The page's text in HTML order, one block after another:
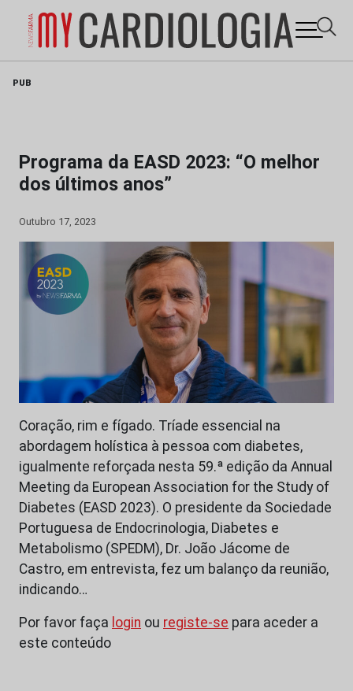
PUB
Programa da EASD 2023: “O melhor
dos últimos anos”
Outubro 17, 2023
Coração, rim e fígado. Tríade essencial na
abordagem holística à pessoa com diabetes,
igualmente reforçada nesta 59.ª edição da Annual
Meeting da European Association for the Study of
Diabetes (EASD 2023). O presidente da Sociedade
Portuguesa de Endocrinologia, Diabetes e
Metabolismo (SPEDM), Dr. João Jácome de
Castro, em entrevista, fez um balanço da reunião,
indicando…
Por favor faça login ou registe-se para aceder a
este conteúdo